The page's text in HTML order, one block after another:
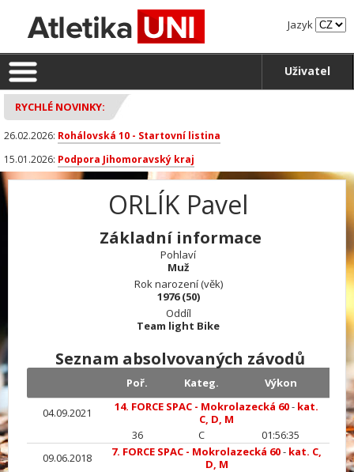
Jazyk
Uživatel
RYCHLÉ NOVINKY:
26.02.2026: Rohálovská 10 - Startovní listina
15.01.2026: Podpora Jihomoravský kraj
ORLÍK Pavel
Základní informace
Pohlaví
Muž
Rok narození (věk)
1976 (50)
Oddíl
Team light Bike
Seznam absolvovaných závodů
Poř. Kateg. Výkon
04.09.2021 14. FORCE SPAC - Mokrolazecká 60- kat.
C, D, M
36
C
01:56:35
09.06.2018
7. FORCE SPAC - Mokrolazecká 60- kat. C,
D, M